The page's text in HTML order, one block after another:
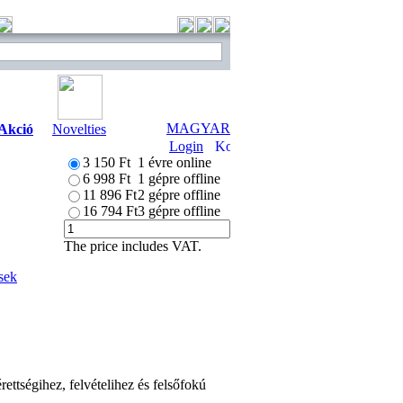
Novelties
MAGYAR
Login
3 150 Ft 1 évre online
6 998 Ft 1 gépre offline
11 896 Ft2 gépre offline
16 794 Ft3 gépre offline
The price includes VAT.
felvételihez és felsőfokú